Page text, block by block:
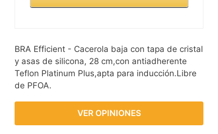
BRA Efficient - Cacerola baja con tapa de cristal
y asas de silicona, 28 cm,con antiadherente
Teflon Platinum Plus,apta para inducción.Libre
de PFOA.
VER OPINIONES